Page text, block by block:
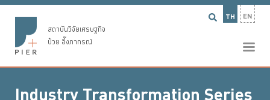
TH EN
สถาบันวิจัยเศรษฐกิจ
ป๋วย อึ๊งภากรณ์